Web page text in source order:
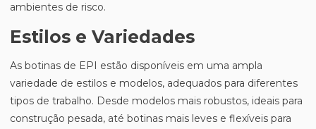
ambientes de risco.
Estilos e Variedades
As botinas de EPI estão disponíveis em uma ampla
variedade de estilos e modelos, adequados para diferentes
tipos de trabalho. Desde modelos mais robustos, ideais para
construção pesada, até botinas mais leves e flexíveis para